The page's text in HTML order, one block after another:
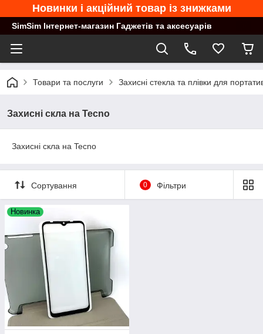
Новинки і акційний товар із знижками
SimSim Інтернет-магазин Гаджетів та аксесуарів
Товари та послуги Захисні стекла та плівки для
Захисні скла на Tecno
Захисні скла на Tecno
Сортування 0 Фільтри
Новинка